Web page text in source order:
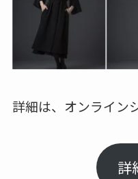
詳細は、オンライン
詳